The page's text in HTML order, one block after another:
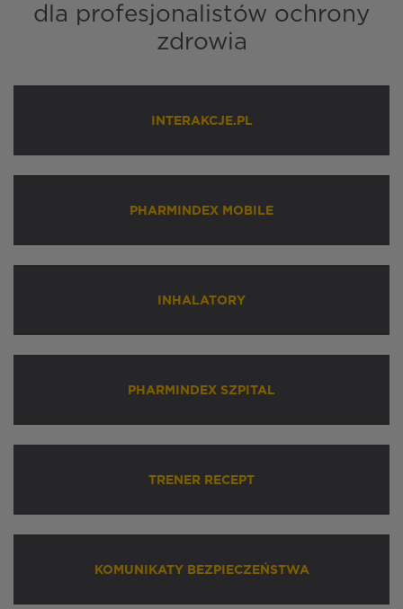
dla profesjonalistów ochrony
zdrowia
INTERAKCJE.PL
PHARMINDEX MOBILE
INHALATORY
PHARMINDEX SZPITAL
TRENER RECEPT
KOMUNIKATY BEZPIECZEŃSTWA